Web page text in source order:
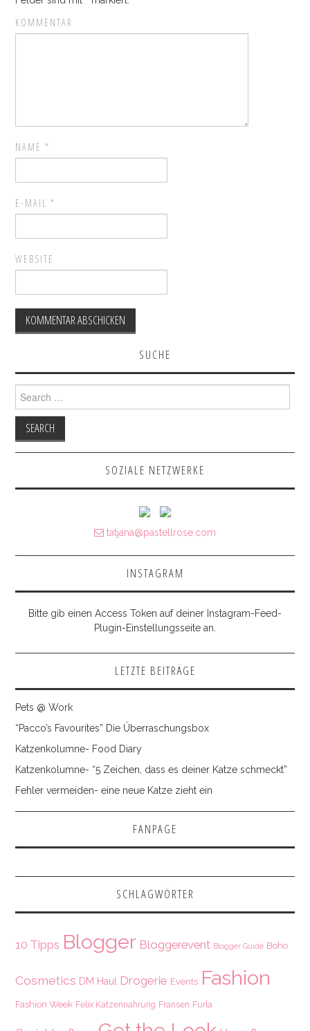
KOMMENTAR
NAME *
E-MAIL *
WEBSITE
SUCHE
Search for:
SOZIALE NETZWERKE
tatjana@pastellrose.com
INSTAGRAM
Bitte gib einen Access Token auf deiner Instagram-Feed-
Plugin-Einstellungsseite an.
LETZTE BEITRÄGE
Pets @ Work
“Pacco’s Favourites” Die Überraschungsbox
Katzenkolumne- Food Diary
Katzenkolumne- “5 Zeichen, dass es deiner Katze schmeckt”
Fehler vermeiden- eine neue Katze zieht ein
FANPAGE
SCHLAGWÖRTER
10 Tipps Blogger Bloggerevent Blogger Guide Boho
Cosmetics DM Haul Drogerie Events Fashion
Fashion Week Felix Katzennahrung Fransen Furla